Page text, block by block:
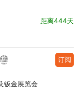
距离444天
订阅
钣金展览会